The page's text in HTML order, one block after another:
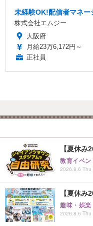
未経験OK!配信者マネー
株式会社エムジー
大阪府
月給23万6,172円～
正社員
【夏休
教育イベン
2026.8.6 Thu
【夏休
趣味・娯楽
2026.8.6 Thu